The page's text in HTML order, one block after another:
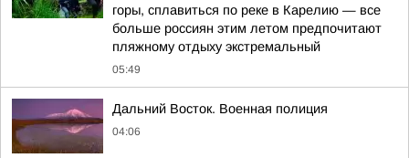
горы, сплавиться по реке в Карелию — все
больше россиян этим летом предпочитают
пляжному отдыху экстремальный
05:49
Дальний Восток. Военная полиция
04:06